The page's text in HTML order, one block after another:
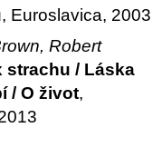
, Euroslavica, 2003
Robert
strachu / Láska
/ O život,